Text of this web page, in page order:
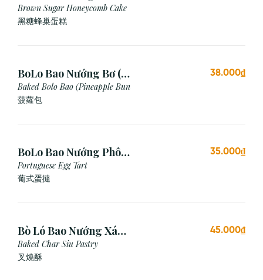
Cái)
Brown Sugar Honeycomb Cake
黑糖蜂巢蛋糕
BoLo Bao Nướng Bơ (1
Cái)
Baked Bolo Bao (Pineapple Bun
菠蘿包
38.000₫
BoLo Bao Nướng Phô
Mai (1 Cái)
Portuguese Egg Tart
葡式蛋撻
35.000₫
Bò Ló Bao Nướng Xá
Xíu (1 Cái)
Baked Char Siu Pastry
叉燒酥
45.000₫